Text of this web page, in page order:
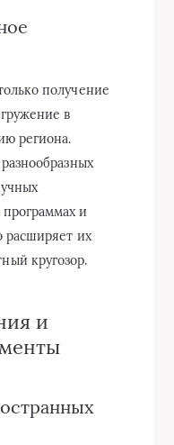
получение
в
региона.
и
расширяет их
кругозор.
и